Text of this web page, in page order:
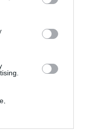
the
sarà un
delle firme,
per rinnovare
che
così tra i